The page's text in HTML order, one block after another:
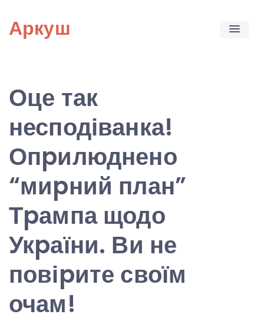
content
Аркуш
Оце так
несподіванка!
Опpилюднено
“миpний план”
Тpампа щодо
Укpаїни. Ви не
повіpите своїм
очам!